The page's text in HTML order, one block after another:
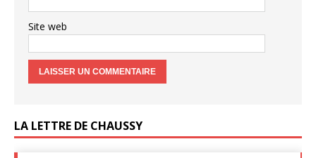
Site web
LA LETTRE DE CHAUSSY